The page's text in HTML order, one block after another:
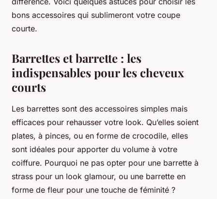
bons accessoires qui sublimeront votre coupe
courte.
Barrettes et barrette : les
indispensables pour les cheveux
courts
Les barrettes sont des accessoires simples mais
efficaces pour rehausser votre look. Qu’elles soient
plates, à pinces, ou en forme de crocodile, elles
sont idéales pour apporter du volume à votre
coiffure. Pourquoi ne pas opter pour une barrette à
strass pour un look glamour, ou une barrette en
forme de fleur pour une touche de féminité ?